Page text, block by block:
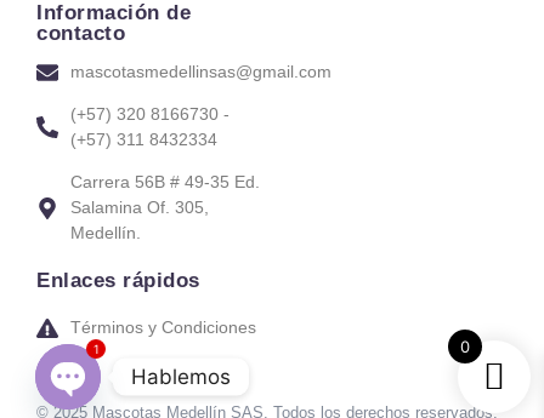
Información de
contacto
mascotasmedellinsas@gmail.com
(+57) 320 8166730 -
(+57) 311 8432334
Carrera 56B # 49-35 Ed.
Salamina Of. 305,
Medellín.
Enlaces rápidos
Términos y Condiciones
© 2025 Mascotas Medellín SAS. Todos los derechos reservados.
0
Hablemos
1